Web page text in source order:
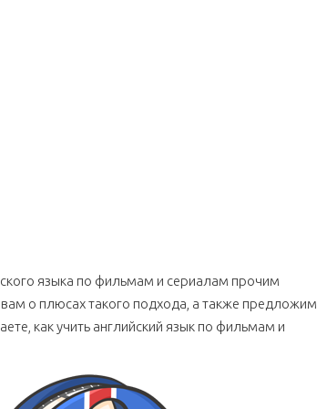
формы слов и сленг
приемы
до продвинутого уровня
языка по фильмам и сериалам прочим
о плюсах такого подхода, а также предложим
как учить английский язык по фильмам и